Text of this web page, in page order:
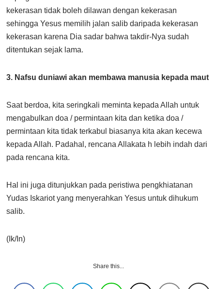
kekerasan tidak boleh dilawan dengan kekerasan
sehingga Yesus memilih jalan salib daripada kekerasan
kekerasan karena Dia sadar bahwa takdir-Nya sudah
ditentukan sejak lama.
3. Nafsu duniawi akan membawa manusia kepada maut
Saat berdoa, kita seringkali meminta kepada Allah untuk
mengabulkan doa / permintaan kita dan ketika doa /
permintaan kita tidak terkabul biasanya kita akan kecewa
kepada Allah. Padahal, rencana Allakata h lebih indah dari
pada rencana kita.
Hal ini juga ditunjukkan pada peristiwa pengkhiatanan
Yudas Iskariot yang menyerahkan Yesus untuk dihukum
salib.
(Ik/In)
Share this...